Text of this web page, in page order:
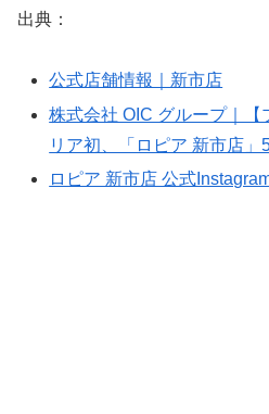
出典：
公式店舗情報｜新市店
株式会社 OIC グループ｜【
リア初、「ロピア 新市店」
ロピア 新市店 公式